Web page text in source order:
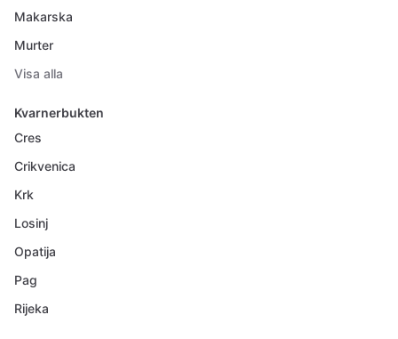
Makarska
Murter
Visa alla
Kvarnerbukten
Cres
Crikvenica
Krk
Losinj
Opatija
Pag
Rijeka